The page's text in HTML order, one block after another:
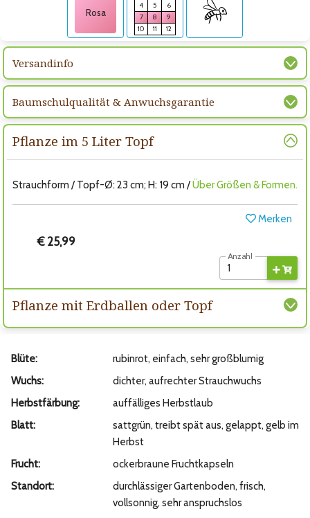
Rosa
4
5
6
7
8
9
10
11 12
Versandinfo
Baumschulqualität & Anwuchsgarantie
Pflanze im 5 Liter Topf
Strauchform / Topf-Ø: 23 cm; H: 19 cm /Über Größen & Formen.
Merken
€ 25,99
Anzahl
Pflanze mit Erdballen oder Topf
Blüte:
rubinrot, einfach, sehr großblumig
Wuchs:
dichter, aufrechter Strauchwuchs
Herbstfärbung:
auffälliges Herbstlaub
Blatt:
sattgrün, treibt spät aus, gelappt, gelb im
Herbst
Frucht:
ockerbraune Fruchtkapseln
Standort:
durchlässiger Gartenboden, frisch,
vollsonnig, sehr anspruchslos